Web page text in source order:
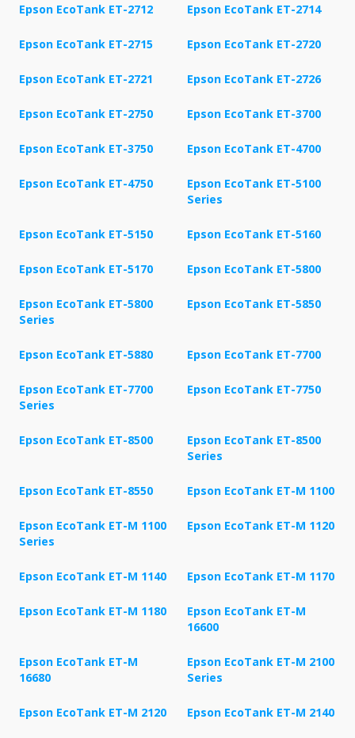
Epson EcoTank ET-2712 Epson EcoTank ET-2714
Epson EcoTank ET-2715 Epson EcoTank ET-2720
Epson EcoTank ET-2721 Epson EcoTank ET-2726
Epson EcoTank ET-2750 Epson EcoTank ET-3700
Epson EcoTank ET-3750 Epson EcoTank ET-4700
Epson EcoTank ET-4750
Epson EcoTank ET-5100
Series
Epson EcoTank ET-5150 Epson EcoTank ET-5160
Epson EcoTank ET-5170 Epson EcoTank ET-5800
Epson EcoTank ET-5800
Series
Epson EcoTank ET-5850
Epson EcoTank ET-5880 Epson EcoTank ET-7700
Epson EcoTank ET-7700
Series
Epson EcoTank ET-7750
Epson EcoTank ET-8500
Epson EcoTank ET-8500
Series
Epson EcoTank ET-8550 Epson EcoTank ET-M 1100
Epson EcoTank ET-M 1100
Series
Epson EcoTank ET-M 1120
Epson EcoTank ET-M 1140 Epson EcoTank ET-M 1170
Epson EcoTank ET-M 1180
Epson EcoTank ET-M
16600
Epson EcoTank ET-M
16680
Epson EcoTank ET-M 2100
Series
Epson EcoTank ET-M 2120 Epson EcoTank ET-M 2140